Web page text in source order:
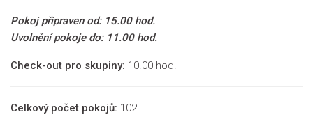
Pokoj připraven od: 15.00 hod.
Uvolnění pokoje do: 11.00 hod.
Check-out pro skupiny: 10.00 hod.
Celkový počet pokojů: 102